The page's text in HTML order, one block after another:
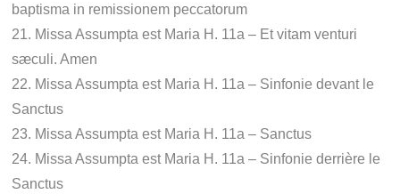
baptisma in remissionem peccatorum
21. Missa Assumpta est Maria H. 11a – Et vitam venturi
sæculi. Amen
22. Missa Assumpta est Maria H. 11a – Sinfonie devant le
Sanctus
23. Missa Assumpta est Maria H. 11a – Sanctus
24. Missa Assumpta est Maria H. 11a – Sinfonie derrière le
Sanctus